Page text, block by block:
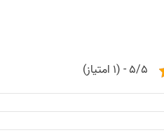
5/5 - (1 امتیاز)